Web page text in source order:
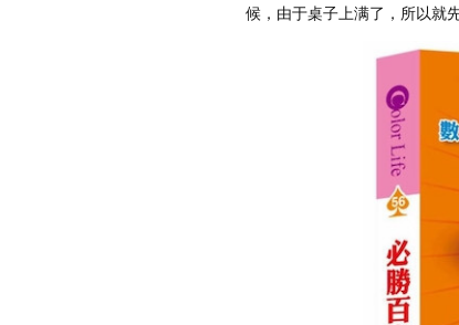
候，由于桌子上满了，所以就